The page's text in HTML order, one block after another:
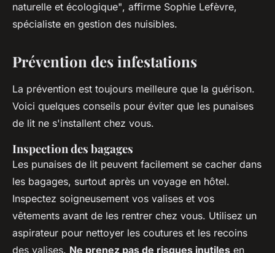
naturelle et écologique", affirme Sophie Lefèvre,
spécialiste en gestion des nuisibles.
Prévention des infestations
La prévention est toujours meilleure que la guérison.
Voici quelques conseils pour éviter que les punaises
de lit ne s'installent chez vous.
Inspection des bagages
Les punaises de lit peuvent facilement se cacher dans
les bagages, surtout après un voyage en hôtel.
Inspectez soigneusement vos valises et vos
vêtements avant de les rentrer chez vous. Utilisez un
aspirateur pour nettoyer les coutures et les recoins
des valises. Ne prenez pas de risques inutiles en